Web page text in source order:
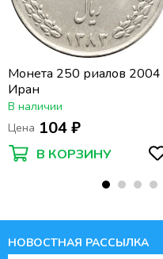
Монета 250 риалов 2004
Иран
В наличии
Цена 104 ₽
В КОРЗИНУ
НОВОСТНАЯ РАССЫЛКА